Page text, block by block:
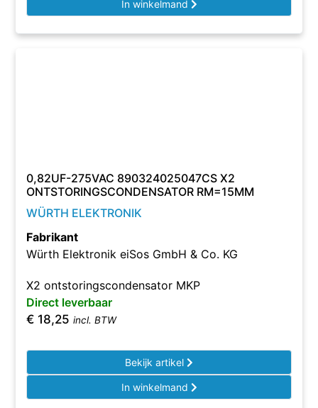
In winkelmand
0,82UF-275VAC 890324025047CS X2
ONTSTORINGSCONDENSATOR RM=15MM
WÜRTH ELEKTRONIK
Fabrikant
Würth Elektronik eiSos GmbH & Co. KG
X2 ontstoringscondensator MKP
Direct leverbaar
€ 18,25 incl. BTW
Bekijk artikel
In winkelmand